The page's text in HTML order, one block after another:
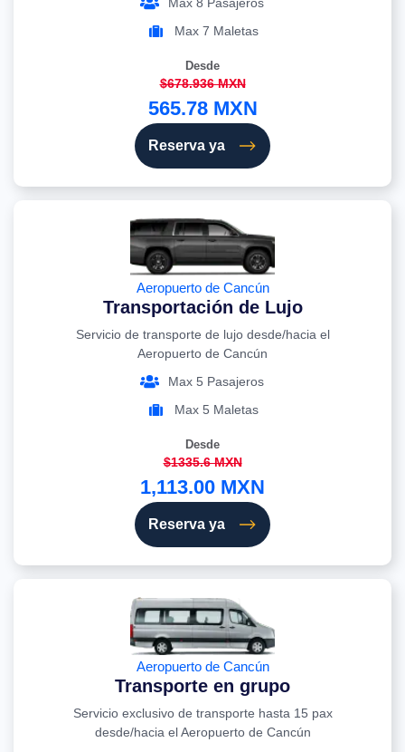
Max 8 Pasajeros
Max 7 Maletas
Desde
$678.936 MXN
565.78 MXN
Reserva ya
Aeropuerto de Cancún
Transportación de Lujo
Servicio de transporte de lujo desde/hacia el
Aeropuerto de Cancún
Max 5 Pasajeros
Max 5 Maletas
Desde
$1335.6 MXN
1,113.00 MXN
Reserva ya
Aeropuerto de Cancún
Transporte en grupo
Servicio exclusivo de transporte hasta 15 pax
desde/hacia el Aeropuerto de Cancún